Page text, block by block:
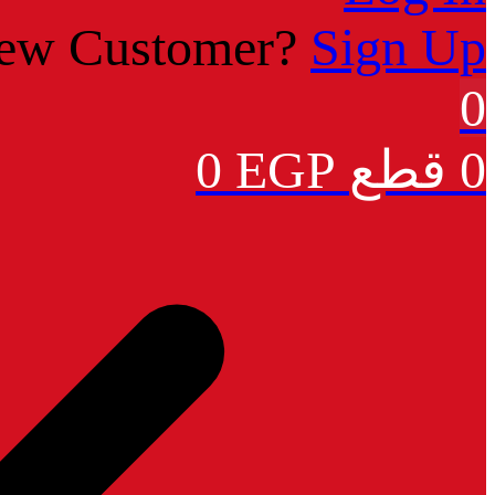
Customer? Sign Up
0
0 قطع
0 EGP